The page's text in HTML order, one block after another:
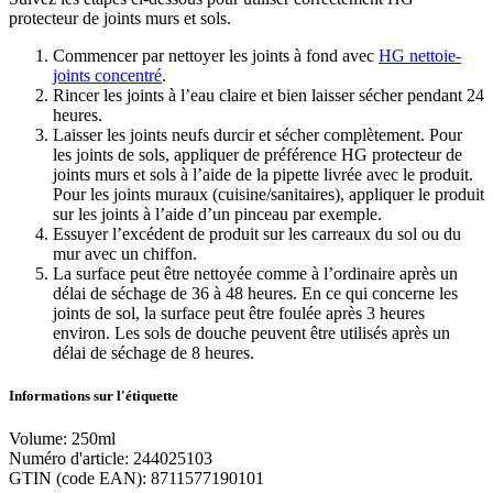
protecteur de joints murs et sols.
Commencer par nettoyer les joints à fond avec HG nettoie-
joints concentré.
Rincer les joints à l’eau claire et bien laisser sécher pendant 24
heures.
Laisser les joints neufs durcir et sécher complètement. Pour
les joints de sols, appliquer de préférence HG protecteur de
joints murs et sols à l’aide de la pipette livrée avec le produit.
Pour les joints muraux (cuisine/sanitaires), appliquer le produit
sur les joints à l’aide d’un pinceau par exemple.
Essuyer l’excédent de produit sur les carreaux du sol ou du
mur avec un chiffon.
La surface peut être nettoyée comme à l’ordinaire après un
délai de séchage de 36 à 48 heures. En ce qui concerne les
joints de sol, la surface peut être foulée après 3 heures
environ. Les sols de douche peuvent être utilisés après un
délai de séchage de 8 heures.
Informations sur l'étiquette
Volume: 250ml
Numéro d'article: 244025103
GTIN (code EAN): 8711577190101